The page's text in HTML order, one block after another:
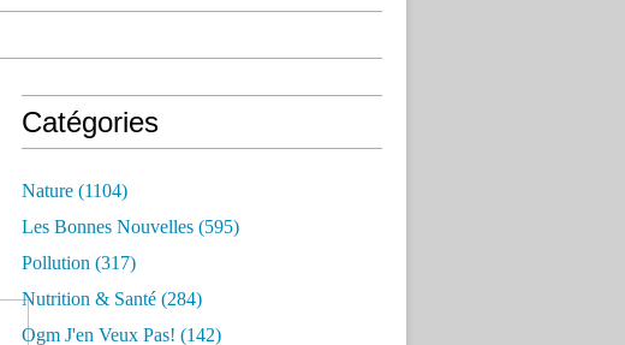
Catégories
Nature (1104)
Les Bonnes Nouvelles (595)
Pollution (317)
Nutrition & Santé (284)
Ogm J'en Veux Pas! (142)